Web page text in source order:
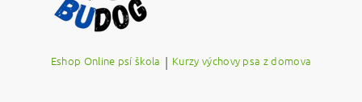
Eshop Online psí škola | Kurzy výchovy psa z domova